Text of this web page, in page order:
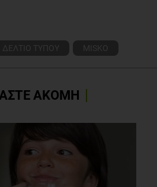
ΔΕΛΤΙΟ ΤΥΠΟΥ MISKO
ΑΚΟΜΗ